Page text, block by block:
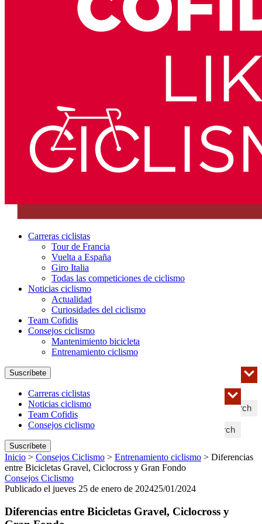
Carreras ciclistas
Tour de Francia
Vuelta a España
Giro Italia
Todas las competiciones de ciclismo
Noticias ciclismo
Actualidad
Curiosidades del ciclismo
Team Cofidis
Consejos ciclismo
Mantenimiento bicicleta
Entrenamiento ciclismo
Search
Suscríbete
Search
Carreras ciclistas
Noticias ciclismo
Team Cofidis
Consejos ciclismo
Suscríbete
Inicio > Consejos Ciclismo > Entrenamiento ciclismo > Diferencias
entre Bicicletas Gravel, Ciclocross y Gran Fondo
Consejos Ciclismo
Publicado el jueves 25 de enero de 202425/01/2024
Diferencias entre Bicicletas Gravel, Ciclocross y